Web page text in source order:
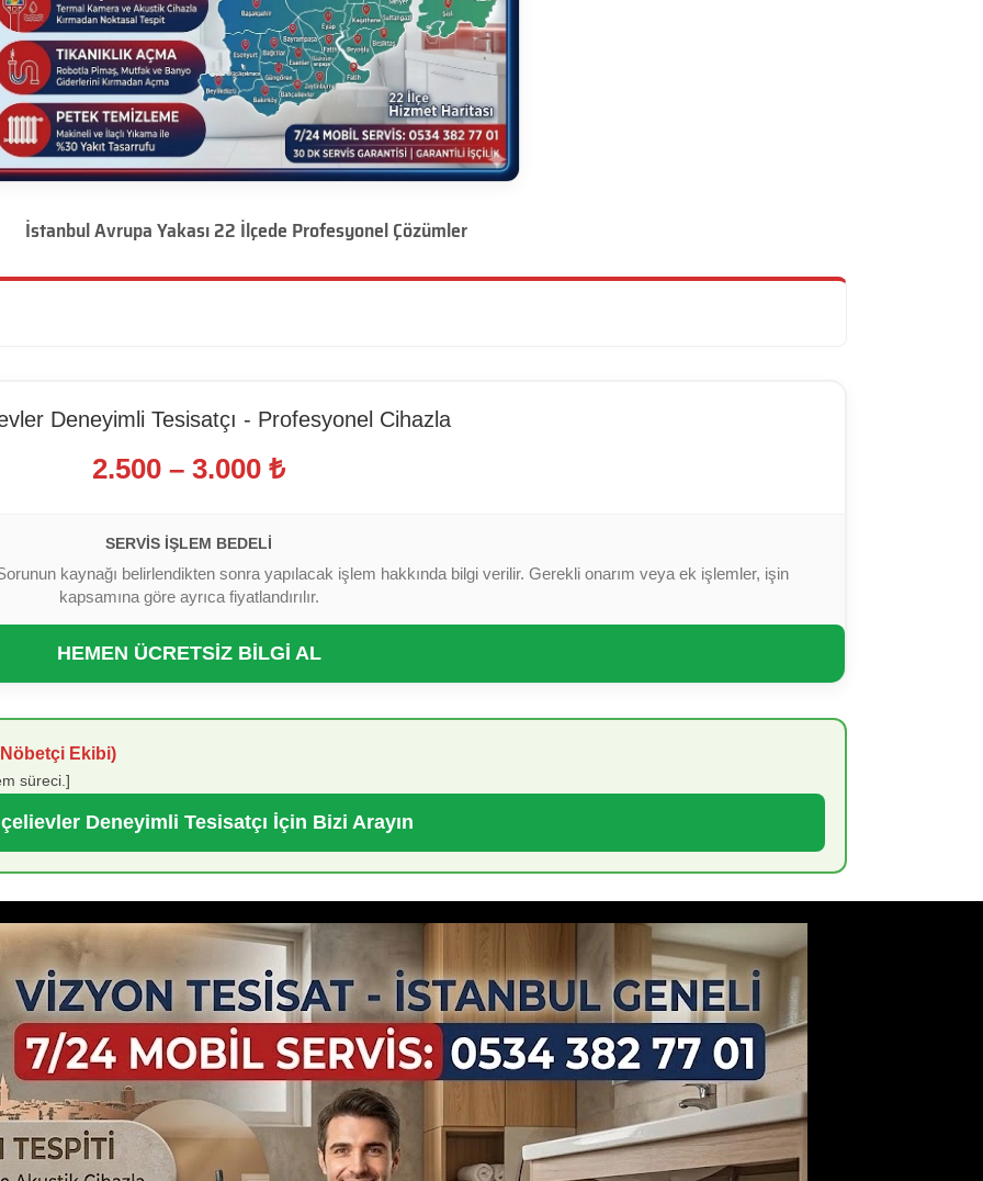
İstanbul Avrupa Yakası 22 İlçede Profesyonel Çözümler
Deneyimli Tesisatçı - Profesyonel Cihazla
2.500 – 3.000 ₺
SERVIS İŞLEM BEDELI
kaynağı belirlendikten sonra yapılacak işlem hakkında bilgi verilir. Gerekli onarım veya ek işlemler, işin
kapsamına göre ayrıca fiyatlandırılır.
HEMEN ÜCRETSİZ BİLGİ AL
Ekibi)
süreci.]
Deneyimli Tesisatçı İçin Bizi Arayın